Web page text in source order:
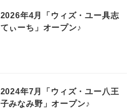
2026年4月「ウィズ・ユー具志
てぃーち」オープン♪
2024年7月「ウィズ・ユー八王
子みなみ野」オープン♪